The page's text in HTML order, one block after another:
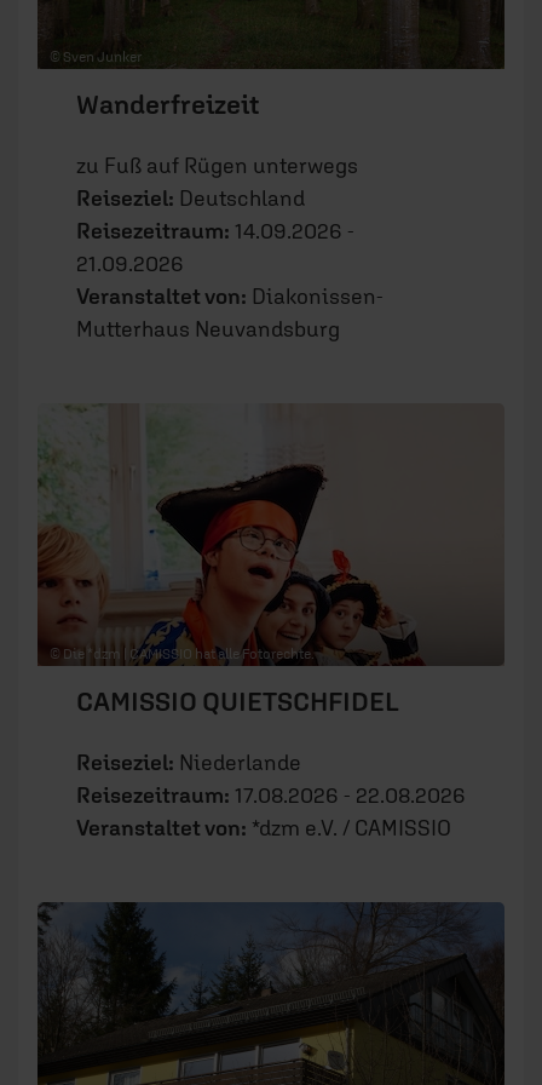
© Sven Junker
Wanderfreizeit
zu Fuß auf Rügen unterwegs
Reiseziel: Deutschland
Reisezeitraum: 14.09.2026 -
21.09.2026
Veranstaltet von: Diakonissen-
Mutterhaus Neuvandsburg
© Die *dzm | CAMISSIO hat alle Fotorechte.
CAMISSIO QUIETSCHFIDEL
Reiseziel: Niederlande
Reisezeitraum: 17.08.2026 - 22.08.2026
Veranstaltet von: *dzm e.V. / CAMISSIO